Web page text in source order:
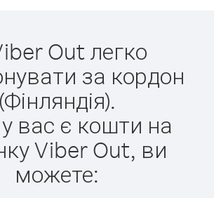
Out легко
за кордон
(Фінляндія).
вас є кошти на
Viber Out, ви
можете: